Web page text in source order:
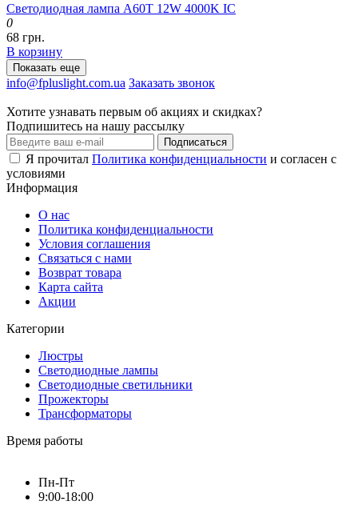
Светодиодная лампа A60T 12W 4000K IC
0
68 грн.
В корзину
Показать еще
info@fpluslight.com.ua Заказать звонок
Хотите узнавать первым об акциях и скидках?
Подпишитесь на нашу рассылку
Подписаться
Я прочитал Политика конфиденциальности и согласен с
условиями
Информация
О нас
Политика конфиденциальности
Условия соглашения
Связаться с нами
Возврат товара
Карта сайта
Акции
Категории
Люстры
Светодиодные лампы
Светодиодные светильники
Прожекторы
Трансформаторы
Время работы
Пн-Пт
9:00-18:00